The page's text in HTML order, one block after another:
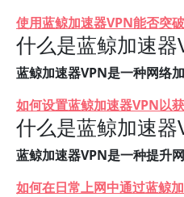
使用蓝鲸加速器VPN能否突
什么是蓝鲸加速器
蓝鲸加速器VPN是一种网络
如何设置蓝鲸加速器VPN以
什么是蓝鲸加速器
蓝鲸加速器VPN是一种提升
如何在日常上网中通过蓝鲸